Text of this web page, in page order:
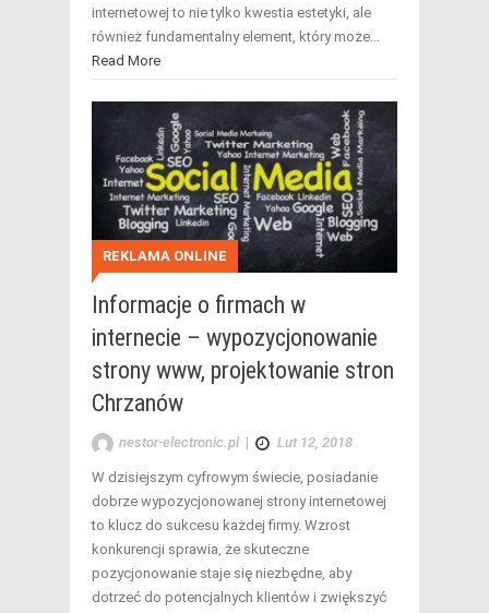
internetowej to nie tylko kwestia estetyki, ale
również fundamentalny element, który może…
Read More
REKLAMA ONLINE
Informacje o firmach w
internecie – wypozycjonowanie
strony www, projektowanie stron
Chrzanów
nestor-electronic.pl | Lut 12, 2018
W dzisiejszym cyfrowym świecie, posiadanie
dobrze wypozycjonowanej strony internetowej
to klucz do sukcesu każdej firmy. Wzrost
konkurencji sprawia, że skuteczne
pozycjonowanie staje się niezbędne, aby
dotrzeć do potencjalnych klientów i zwiększyć